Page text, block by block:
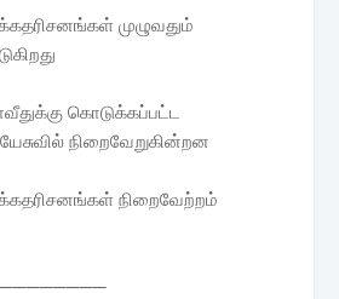
முழுவதும்
கொடுக்கப்பட்ட
நிறைவேறுகின்றன
நிறைவேற்றம்